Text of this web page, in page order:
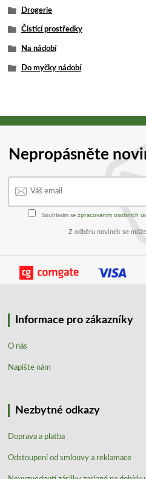
Drogerie
Čistící prostředky
Na nádobí
Do myčky nádobí
Nepropásněte
Souhlasím se zpracováním osobních
Z odběru novinek se
Informace pro zákazníky
O nás
Napište nám
Nezbytné odkazy
Doprava a platba
Odstoupení od smlouvy a reklamace